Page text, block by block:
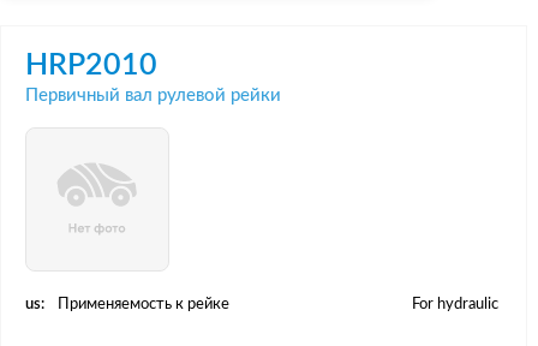
HRP2010
Первичный вал рулевой рейки
us: Применяемость к рейке For hydraulic